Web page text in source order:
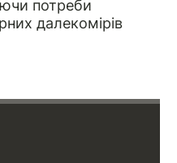
потреби
далекомірів